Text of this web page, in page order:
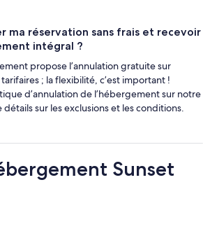
ma réservation sans frais et recevoir
intégral ?
propose l’annulation gratuite sur
; la flexibilité, c’est important !
d’annulation de l’hébergement sur notre
sur les exclusions et les conditions.
Sunset